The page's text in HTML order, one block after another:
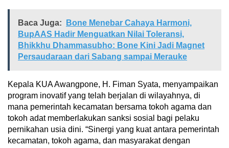
Baca Juga:
Bone Menebar Cahaya Harmoni,
BupAAS Hadir Menguatkan Nilai Toleransi,
Bhikkhu Dhammasubho: Bone Kini Jadi Magnet
Persaudaraan dari Sabang sampai Merauke
Kepala KUA Awangpone, H. Fiman Syata, menyampaikan
program inovatif yang telah berjalan di wilayahnya, di
mana pemerintah kecamatan bersama tokoh agama dan
tokoh adat memberlakukan sanksi sosial bagi pelaku
pernikahan usia dini. “Sinergi yang kuat antara pemerintah
kecamatan, tokoh agama, dan masyarakat dengan